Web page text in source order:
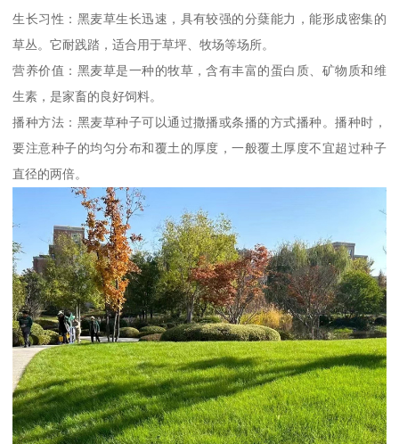
生长习性：黑麦草生长迅速，具有较强的分蘖能力，能形成密集的
草丛。它耐践踏，适合用于草坪、牧场等场所。
营养价值：黑麦草是一种的牧草，含有丰富的蛋白质、矿物质和维
生素，是家畜的良好饲料。
播种方法：黑麦草种子可以通过撒播或条播的方式播种。播种时，
要注意种子的均匀分布和覆土的厚度，一般覆土厚度不宜超过种子
直径的两倍。